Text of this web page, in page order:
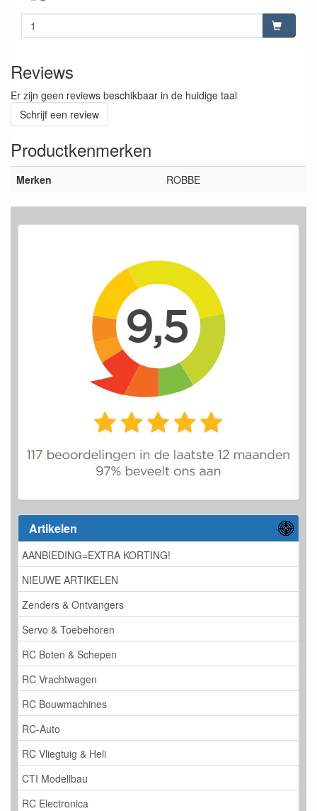
Artikelen
AANBIEDING=EXTRA KORTING!
NIEUWE ARTIKELEN
Zenders & Ontvangers
Servo & Toebehoren
RC Boten & Schepen
RC Vrachtwagen
RC Bouwmachines
RC-Auto
RC Vliegtuig & Heli
CTI Modellbau
RC Electronica
Reviews
Er zijn geen reviews beschikbaar in de huidige taal
Schrijf een review
Productkenmerken
Merken ROBBE